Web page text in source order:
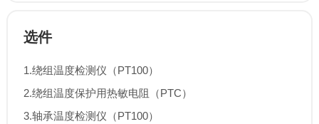
选件
1.绕组温度检测仪（PT100）
2.绕组温度保护用热敏电阻（PTC）
3.轴承温度检测仪（PT100）